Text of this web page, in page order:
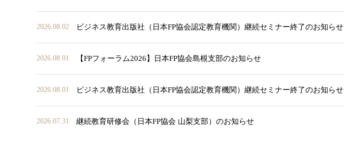
2026.08.02 ビジネス教育出版社（日本FP協会認定教育機関）継続セミナー終了のお知らせ
2026.08.01 【FPフォーラム2026】日本FP協会島根支部のお知らせ
2026.08.01 ビジネス教育出版社（日本FP協会認定教育機関）継続セミナー終了のお知らせ
2026.07.31 継続教育研修会（日本FP協会 山梨支部）のお知らせ